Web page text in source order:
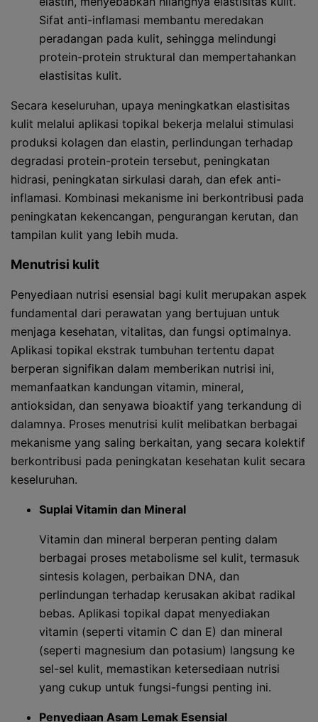
Sifat anti-inflamasi membantu meredakan
peradangan pada kulit, sehingga melindungi
protein-protein struktural dan mempertahankan
elastisitas kulit.
Secara keseluruhan, upaya meningkatkan elastisitas
kulit melalui aplikasi topikal bekerja melalui stimulasi
produksi kolagen dan elastin, perlindungan terhadap
degradasi protein-protein tersebut, peningkatan
hidrasi, peningkatan sirkulasi darah, dan efek anti-
inflamasi. Kombinasi mekanisme ini berkontribusi pada
peningkatan kekencangan, pengurangan kerutan, dan
tampilan kulit yang lebih muda.
Menutrisi kulit
Penyediaan nutrisi esensial bagi kulit merupakan aspek
fundamental dari perawatan yang bertujuan untuk
menjaga kesehatan, vitalitas, dan fungsi optimalnya.
Aplikasi topikal ekstrak tumbuhan tertentu dapat
berperan signifikan dalam memberikan nutrisi ini,
memanfaatkan kandungan vitamin, mineral,
antioksidan, dan senyawa bioaktif yang terkandung di
dalamnya. Proses menutrisi kulit melibatkan berbagai
mekanisme yang saling berkaitan, yang secara kolektif
berkontribusi pada peningkatan kesehatan kulit secara
keseluruhan.
Suplai Vitamin dan Mineral
Vitamin dan mineral berperan penting dalam
berbagai proses metabolisme sel kulit, termasuk
sintesis kolagen, perbaikan DNA, dan
perlindungan terhadap kerusakan akibat radikal
bebas. Aplikasi topikal dapat menyediakan
vitamin (seperti vitamin C dan E) dan mineral
(seperti magnesium dan potasium) langsung ke
sel-sel kulit, memastikan ketersediaan nutrisi
yang cukup untuk fungsi-fungsi penting ini.
Penyediaan Asam Lemak Esensial